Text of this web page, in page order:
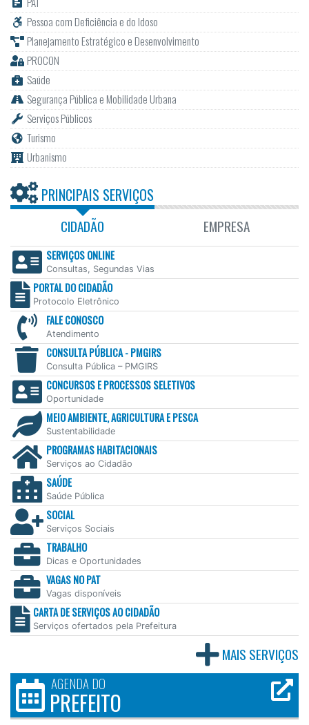
Pessoa com Deficiência e do Idoso
Planejamento Estratégico e Desenvolvimento
PROCON
Saúde
Segurança Pública e Mobilidade Urbana
Serviços Públicos
Turismo
Urbanismo
PRINCIPAIS SERVIÇOS
CIDADÃO EMPRESA
SERVIÇOS ONLINE
Consultas, Segundas Vias
PORTAL DO CIDADÃO
Protocolo Eletrônico
FALE CONOSCO
Atendimento
CONSULTA PÚBLICA - PMGIRS
Consulta Pública – PMGIRS
CONCURSOS E PROCESSOS SELETIVOS
Oportunidade
MEIO AMBIENTE, AGRICULTURA E PESCA
Sustentabilidade
PROGRAMAS HABITACIONAIS
Serviços ao Cidadão
SAÚDE
Saúde Pública
SOCIAL
Serviços Sociais
TRABALHO
Dicas e Oportunidades
VAGAS NO PAT
Vagas disponíveis
CARTA DE SERVIÇOS AO CIDADÃO
Serviços ofertados pela Prefeitura
MAIS SERVIÇOS
AGENDA DO
PREFEITO